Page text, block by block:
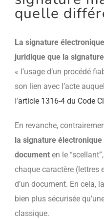
quelle
La signature
juridique que la
« l’usage d’un procédé
son lien avec l’acte
l’article 1316-4 du Code
En revanche,
la signature électronique
documenten le
chaque caractère (lettres
d’un document. En cela,
bien plus sécurisée
classique.